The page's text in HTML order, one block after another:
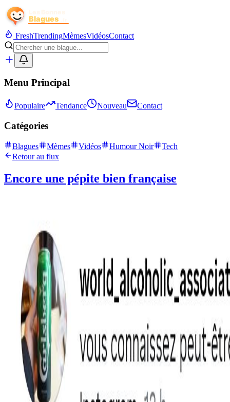
FreshTrendingMèmesVidéosContact
Menu Principal
Populaire Tendance Nouveau Contact
Catégories
Blagues Mèmes Vidéos Humour Noir
Tech
Retour au flux
Encore une pépite bien française